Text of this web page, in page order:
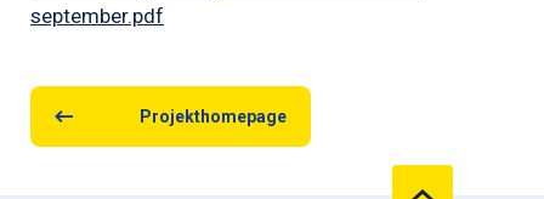
september.pdf
Projekthomepage